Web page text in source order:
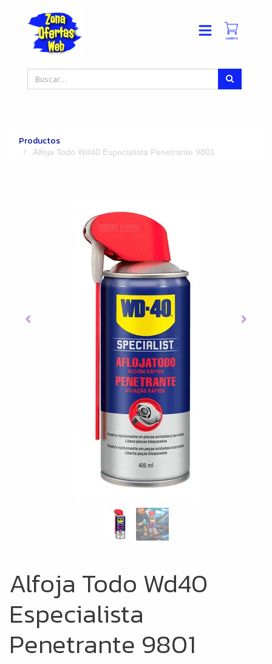
Productos
Alfoja Todo Wd40 Especialista Penetrante 9801
Alfoja Todo Wd40
Especialista
Penetrante 9801